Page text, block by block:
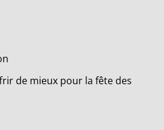
de mieux pour la fête des